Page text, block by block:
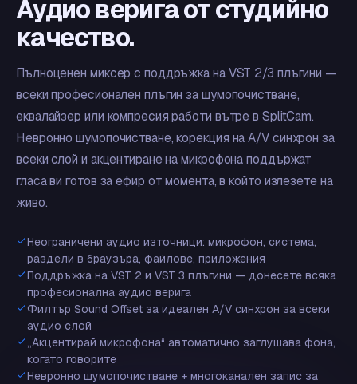
Аудио верига от студийно
качество.
Пълноценен миксер с поддръжка на VST 2/3 плъгини —
всеки професионален плъгин за шумопочистване,
еквалайзер или компресия работи вътре в SplitCam.
Невронно шумопочистване, корекция на A/V синхрон за
всеки слой и акцентиране на микрофона поддържат
гласа ви готов за ефир от момента, в който излезете на
живо.
Неограничени аудио източници: микрофон, система,
раздели в браузъра, файлове, приложения
Поддръжка на VST 2 и VST 3 плъгини — донесете всяка
професионална аудио верига
Филтър Sound Offset за идеален A/V синхрон за всеки
аудио слой
„Акцентирай микрофона“ автоматично заглушава фона,
когато говорите
Невронно шумопочистване + многоканален запис за